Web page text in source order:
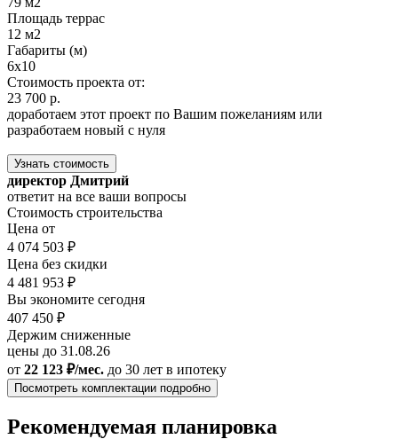
Площадь террас
12 м2
Габариты (м)
6х10
Стоимость проекта от:
23 700 р.
доработаем этот проект по Вашим пожеланиям или
разработаем новый с нуля
Узнать стоимость
директор Дмитрий
ответит на все ваши вопросы
Стоимость строительства
Цена от
4 074 503 ₽
Цена без скидки
4 481 953 ₽
Вы экономите сегодня
407 450 ₽
Держим сниженные
цены до 31.08.26
от 22 123 ₽/мес. до 30 лет в ипотеку
Посмотреть комплектации подробно
Рекомендуемая планировка